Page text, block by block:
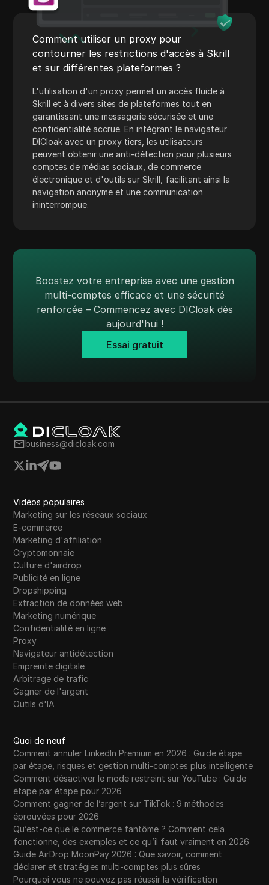
Shopify
Skrill
Snapchat
SoundCloud
Spotify
Carré
Stripe
Taboola
Cible
Telegram
Annonces TikTok
TransferWise
Tumblr
VKontakte
Wayfair
WebMoney
WeChat
Western Union
WhatsApp Business
Souhait
Yahoo Gemini
YouTube
YouTube Premium
Zalando
Zelle
Comment utiliser un proxy pour
contourner les restrictions d'accès à Skrill
et sur différentes plateformes ?
L'utilisation d'un proxy permet un accès fluide à
Skrill et à divers sites de plateformes tout en
garantissant une messagerie sécurisée et une
confidentialité accrue. En intégrant le navigateur
DICloak avec un proxy tiers, les utilisateurs
peuvent obtenir une anti-détection pour plusieurs
comptes de médias sociaux, de commerce
électronique et d'outils sur Skrill, facilitant ainsi la
navigation anonyme et une communication
ininterrompue.
Boostez votre entreprise avec une gestion
multi-comptes efficace et une sécurité
renforcée – Commencez avec DICloak dès
aujourd'hui !
Essai gratuit
business@dicloak.com
Vidéos populaires
Marketing sur les réseaux sociaux
E-commerce
Marketing d'affiliation
Cryptomonnaie
Culture d'airdrop
Publicité en ligne
Dropshipping
Extraction de données web
Marketing numérique
Confidentialité en ligne
Proxy
Navigateur antidétection
Empreinte digitale
Arbitrage de trafic
Gagner de l'argent
Outils d'IA
Quoi de neuf
Comment annuler LinkedIn Premium en 2026 : Guide étape
par étape, risques et gestion multi-comptes plus intelligente
Comment désactiver le mode restreint sur YouTube : Guide
étape par étape pour 2026
Comment gagner de l’argent sur TikTok : 9 méthodes
éprouvées pour 2026
Qu’est-ce que le commerce fantôme ? Comment cela
fonctionne, des exemples et ce qu’il faut vraiment en 2026
Guide AirDrop MoonPay 2026 : Que savoir, comment
déclarer et stratégies multi-comptes plus sûres
Pourquoi vous ne pouvez pas réussir la vérification